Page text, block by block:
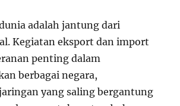
adalah jantung dari
Kegiatan eksport dan import
penting dalam
berbagai negara,
yang saling bergantung